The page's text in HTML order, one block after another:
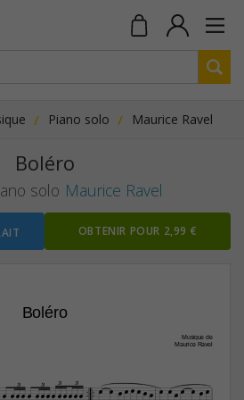
Piano solo Maurice Ravel
Boléro
solo Maurice Ravel
OBTENIR POUR 2,99 €
Boléro
Musique de
Maurice Ravel

3 3 3 3
     